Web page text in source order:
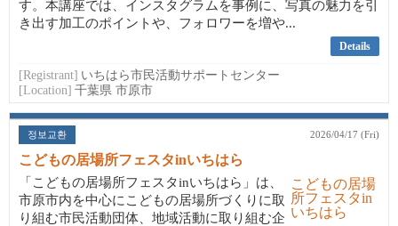
す。本講座では、インスタグラムを事例に、写真の魅力を引
き出す加工のポイントや、フォロワーを増や...
Details
[Registrant] いちはら市民活動サポートセンター
[Location] 千葉県 市原市
정보교환 2026/04/17 (Fri)
こどもの居場所フェスタinいちはら
「こどもの居場所フェスタinいちはら」は、
市原市内を中心にこどもの居場所づくりに取
り組む市民活動団体、地域活動に取り組む企